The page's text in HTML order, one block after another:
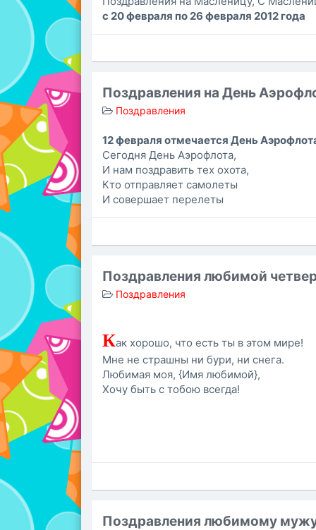
с 20 февраля по 26 февраля 2012 года
Поздравления на День
Поздравления
12 февраля отмечается День
Сегодня День Аэрофлота,
И нам поздравить тех охота,
Кто отправляет самолеты
И совершает перелеты
Поздравления любимой
Поздравления
Как хорошо, что есть ты в этом мире!
Мне не страшны ни бури, ни снега.
Любимая моя, {Имя любимой},
Хочу быть с тобою всегда!
Поздравления любимому